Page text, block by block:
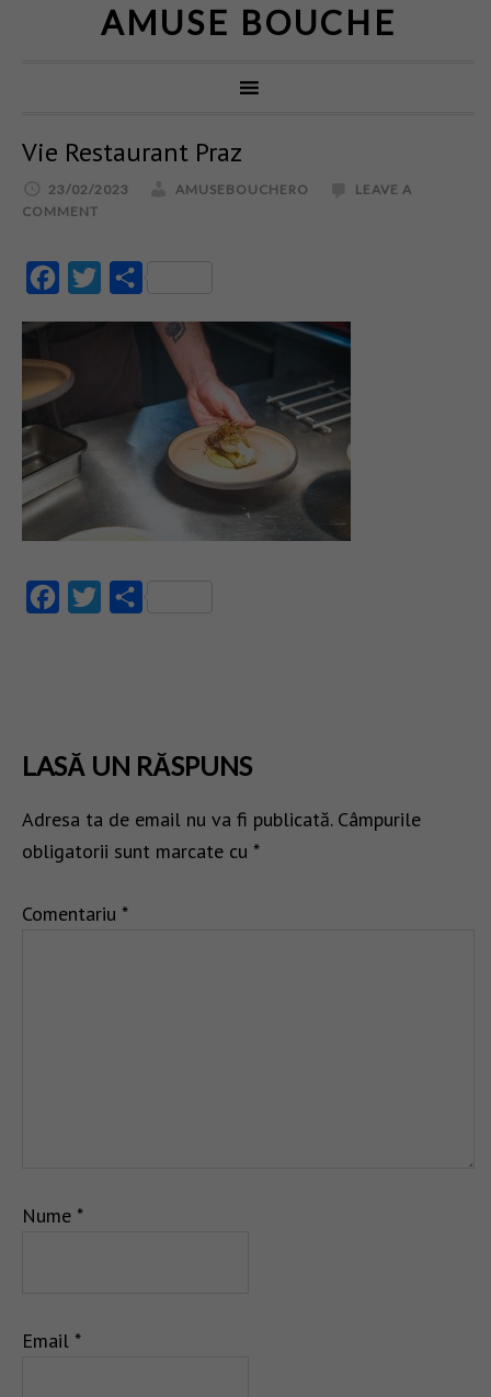
AMUSE BOUCHE
Vie Restaurant Praz
23/02/2023 AMUSEBOUCHERO
LEAVE A
COMMENT
FacebookTwitter
FacebookTwitter
LASĂ UN RĂSPUNS
Adresa ta de email nu va fi publicată. Câmpurile
obligatorii sunt marcate cu *
Comentariu *
Nume *
Email *